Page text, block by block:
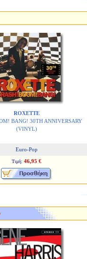
ROXETTE
BANG! 30TH ANNIVERSARY
(VINYL)
Euro-Pop
Τιμή: 46,95 €